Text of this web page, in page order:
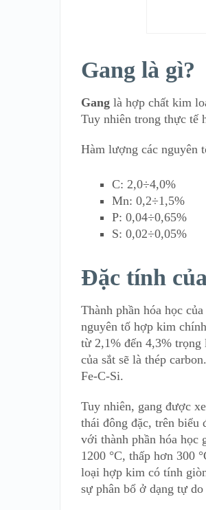
Gang là gì?
Gang là hợp chất kim
Tuy nhiên trong thực tế
Hàm lượng các nguyên
C: 2,0÷4,0%
Mn: 0,2÷1,5%
P: 0,04÷0,65%
S: 0,02÷0,05%
Đặc tính
Thành phần hóa học của
nguyên tố hợp kim
từ 2,1% đến 4,3%
của sắt sẽ là thép
Fe-C-Si.
Tuy nhiên, gang được
thái đông đặc, trên biểu
với thành phần hóa học
1200 °C, thấp hơn 300
loại hợp kim có tính
sự phân bổ ở dạng tự